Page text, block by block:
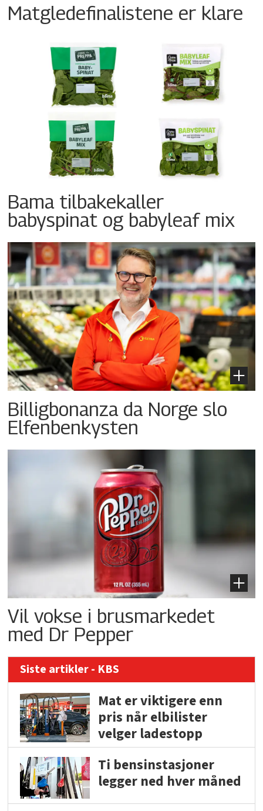
Matgledefinalistene er klare
Bama tilbakekaller
babyspinat og babyleaf mix
Billigbonanza da Norge slo
Elfenbenkysten
Vil vokse i brusmarkedet
med Dr Pepper
Siste artikler - KBS
Mat er viktigere enn
pris når elbilister
velger ladestopp
Ti bensinstasjoner
legger ned hver måned